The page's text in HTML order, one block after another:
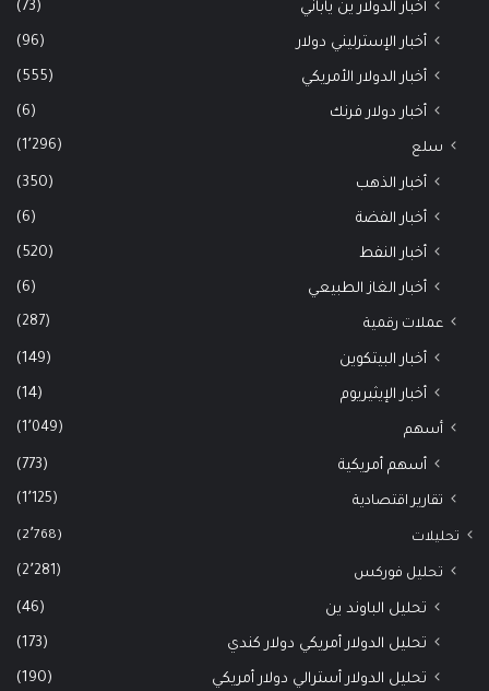
أخبار الدولار ين ياباني (73)
أخبار الإسترليني دولار (96)
أخبار الدولار الأمريكي (555)
أخبار دولار فرنك (6)
سلع (1٬296)
أخبار الذهب (350)
أخبار الفضة (6)
أخبار النفط (520)
أخبار الغاز الطبيعي (6)
عملات رقمية (287)
أخبار البيتكوين (149)
أخبار الإيثيريوم (14)
أسهم (1٬049)
أسهم أمريكية (773)
تقارير اقتصادية (1٬125)
تحليلات (2٬768)
تحليل فوركس (2٬281)
تحليل الباوند ين (46)
تحليل الدولار أمريكي دولار كندي (173)
تحليل الدولار أسترالي دولار أمريكي (190)